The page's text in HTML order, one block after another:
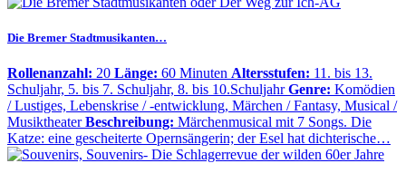
Die Bremer Stadtmusikanten…
Rollenanzahl: 20 Länge: 60 Minuten Altersstufen: 11. bis 13.
Schuljahr, 5. bis 7. Schuljahr, 8. bis 10.Schuljahr Genre: Komödien
/ Lustiges, Lebenskrise / -entwicklung, Märchen / Fantasy, Musical /
Musiktheater Beschreibung: Märchenmusical mit 7 Songs. Die
Katze: eine gescheiterte Opernsängerin; der Esel hat dichterische…